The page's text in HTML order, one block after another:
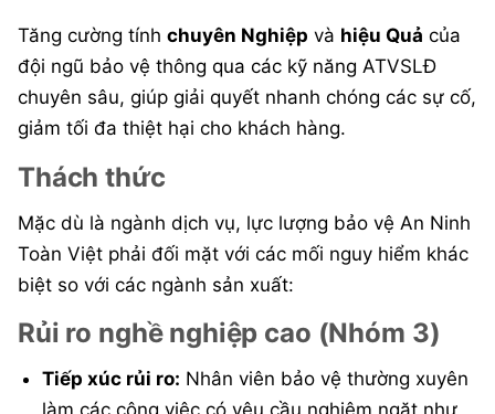
Tăng cường tính chuyên Nghiệp và hiệu Quả của
đội ngũ bảo vệ thông qua các kỹ năng ATVSLĐ
chuyên sâu, giúp giải quyết nhanh chóng các sự cố,
giảm tối đa thiệt hại cho khách hàng.
Thách thức
Mặc dù là ngành dịch vụ, lực lượng bảo vệ An Ninh
Toàn Việt phải đối mặt với các mối nguy hiểm khác
biệt so với các ngành sản xuất:
Rủi ro nghề nghiệp cao (Nhóm 3)
Tiếp xúc rủi ro: Nhân viên bảo vệ thường xuyên